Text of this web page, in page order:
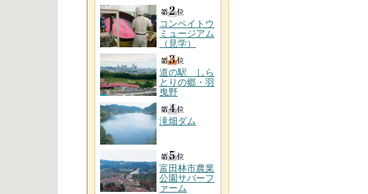
コンペイトウ
ミュージアム
（見学）
道の駅 しら
とりの郷・羽
曳野
滝畑ダム
富田林市農業
公園サバーフ
ァーム